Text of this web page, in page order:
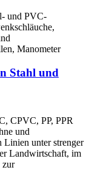
Stahl und
CPVC, PP, PPR
und
Linien unter strenger
Landwirtschaft, im
zur